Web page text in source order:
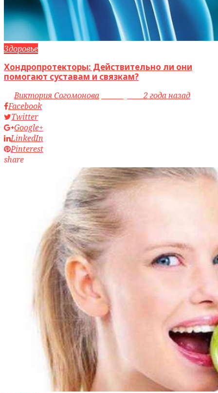
Здоровье
Хондропротекторы: Действительно ли они
помогают суставам и связкам?
byВиктория Согомонова access_time2 года назад
Facebook
Twitter
Google+
LinkedIn
Pinterest
share